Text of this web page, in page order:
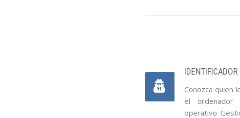
Conozca quien
el ordenador
operativo.